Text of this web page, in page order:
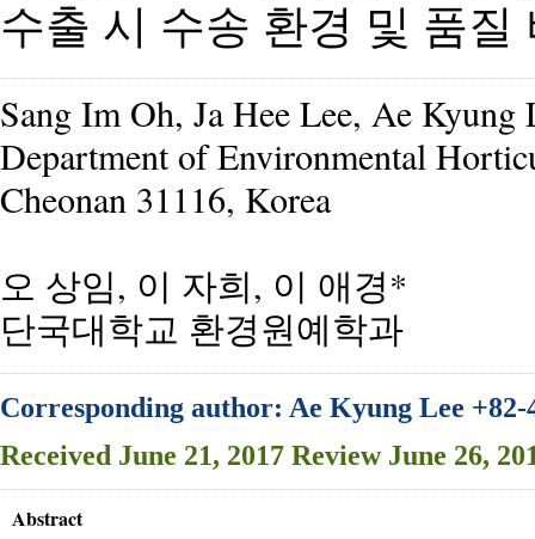
수출 시 수송 환경 및 품질
Sang Im Oh, Ja Hee Lee, Ae Kyung
Department of Environmental
Cheonan 31116, Korea
오 상임, 이 자희, 이 애경*
단국대학교 환경원예학과
Corresponding author: Ae Kyung Lee +82-
Received June 21, 2017 ReviewJune 26,
Abstract